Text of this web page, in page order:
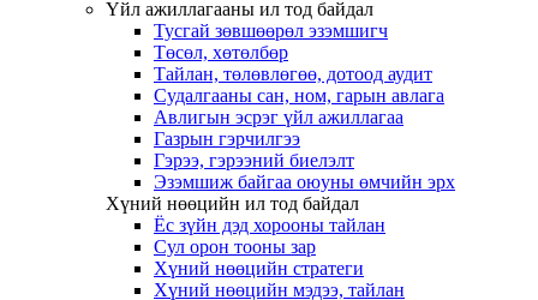
Үйл ажиллагааны ил тод байдал
Тусгай зөвшөөрөл эзэмшигч
Төсөл, хөтөлбөр
Тайлан, төлөвлөгөө, дотоод аудит
Судалгааны сан, ном, гарын авлага
Авлигын эсрэг үйл ажиллагаа
Газрын гэрчилгээ
Гэрээ, гэрээний биелэлт
Эзэмшиж байгаа оюуны өмчийн эрх
Хүний нөөцийн ил тод байдал
Ёс зүйн дэд хорооны тайлан
Сул орон тооны зар
Хүний нөөцийн стратеги
Хүний нөөцийн мэдээ, тайлан